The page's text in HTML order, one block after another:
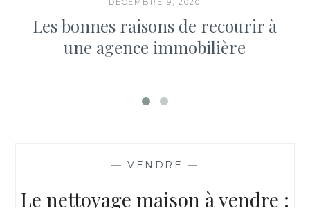
DÉCEMBRE 9, 2020
Les bonnes raisons de recourir à
une agence immobilière
— VENDRE —
Le nettoyage maison à vendre :